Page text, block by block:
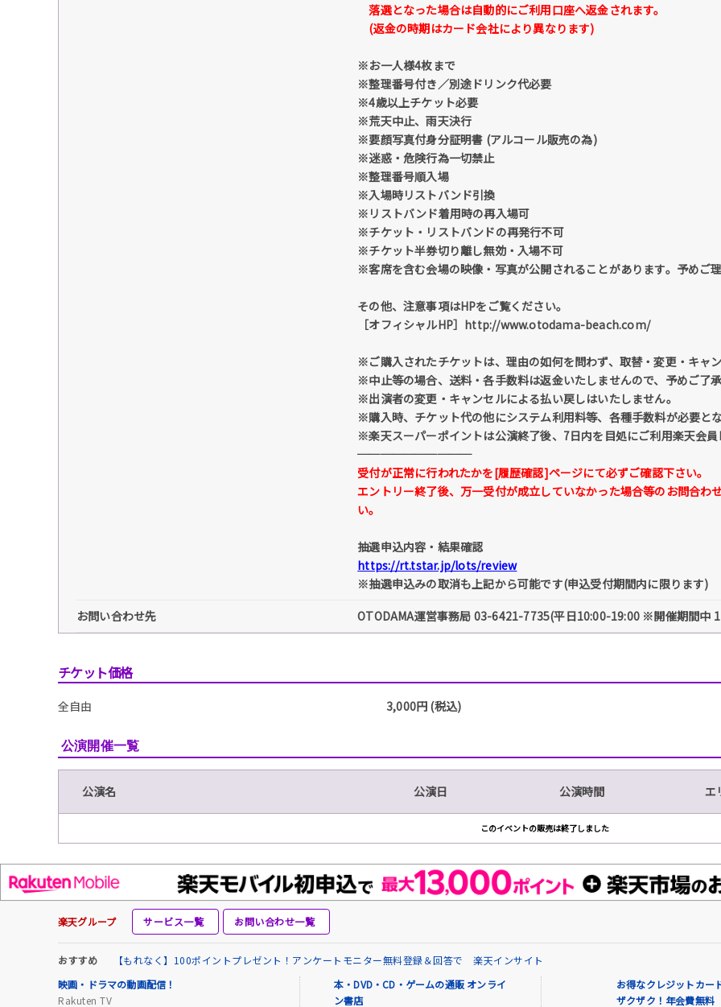
落選となった場合は自動的にご利用口座へ返金されます。
(返金の時期はカード会社により異なります)
※お一人様4枚まで
※整理番号付き／別途ドリンク代必要
※4歳以上チケット必要
※荒天中止、雨天決行
※要顔写真付身分証明書 (アルコール販売の為)
※迷惑・危険行為一切禁止
※整理番号順入場
※入場時リストバンド引換
※リストバンド着用時の再入場可
※チケット・リストバンドの再発行不可
※チケット半券切り離し無効・入場不可
※客席を含む会場の映像・写真が公開されることがあります。予めご
その他、注意事項はHPをご覧ください。
［オフィシャルHP］http://www.otodama-beach.com/
※ご購入されたチケットは、理由の如何を問わず、取替・変更・キャ
※中止等の場合、送料・各手数料は返金いたしませんので、予めご了承
※出演者の変更・キャンセルによる払い戻しはいたしません。
※購入時、チケット代の他にシステム利用料等、各種手数料が必要とな
※楽天スーパーポイントは公演終了後、7日内を目処にご利用楽天会員
──────────
受付が正常に行われたかを[履歴確認]ページにて必ずご確認下さい。
エントリー終了後、万一受付が成立していなかった場合等のお問合わ
い。
抽選申込内容・結果確認
https://rt.tstar.jp/lots/review
※抽選申込みの取消も上記から可能です(申込受付期間内に限ります)
お問い合わせ先
OTODAMA運営事務局 03-6421-7735(平日10:00-19:00 ※開催期間中
チケット価格
全自由 3,000円 (税込)
公演開催一覧
公演名 公演日 公演時間 エ
このイベントの販売は終了しました
楽天グループ サービス一覧 お問い合わせ一覧
おすすめ
【もれなく】100ポイントプレゼント！アンケートモニター無料登録＆回答で 楽天インサイト
映画・ドラマの動画配信！
Rakuten TV
本・DVD・CD・ゲームの通販 オンライ
ン書店
お得なクレジットカー
ザクザク！年会費無料